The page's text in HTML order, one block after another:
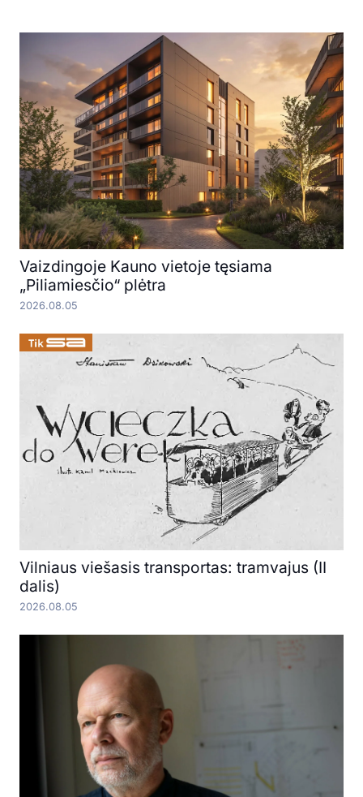
Vaizdingoje Kauno vietoje tęsiama
„Piliamiesčio“ plėtra
2026.08.05
Vilniaus viešasis transportas: tramvajus (II
dalis)
2026.08.05